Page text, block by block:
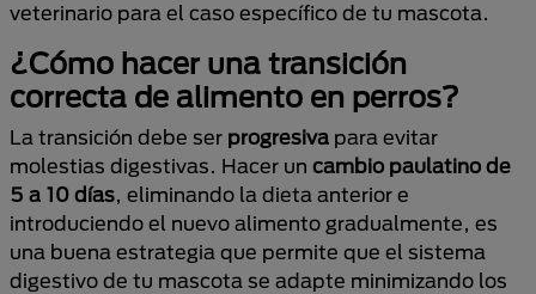
veterinario para el caso específico de tu mascota.
¿Cómo hacer una transición
correcta de alimento en perros?
La transición debe ser progresiva para evitar
molestias digestivas. Hacer un cambio paulatino de
5 a 10 días, eliminando la dieta anterior e
introduciendo el nuevo alimento gradualmente, es
una buena estrategia que permite que el sistema
digestivo de tu mascota se adapte minimizando los